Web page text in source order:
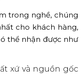
trong nghề, chúng
cho khách hàng,
thể nhận được như
xứ và nguồn gốc